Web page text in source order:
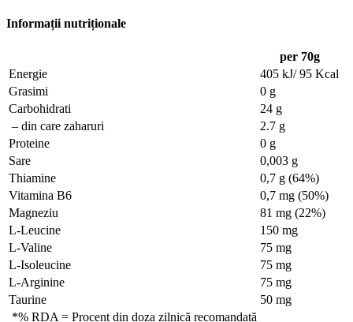
Informații nutriționale
per 70g
Energie
405 kJ/ 95 Kcal
Grasimi
0 g
Carbohidrati
24 g
– din care zaharuri
2.7 g
Proteine
0 g
Sare
0,003 g
Thiamine
0,7 g (64%)
Vitamina B6
0,7 mg (50%)
Magneziu
81 mg (22%)
L-Leucine
150 mg
L-Valine
75 mg
L-Isoleucine
75 mg
L-Arginine
75 mg
Taurine
50 mg
*% RDA = Procent din doza zilnică recomandată